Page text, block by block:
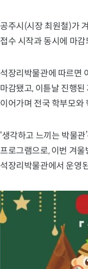
공주시(시장 최원철)가
접수 시작과 동시에 마
석장리박물관에 따르면
마감됐고, 이튿날 진행
이어가며 전국 학부모와
‘생각하고 느끼는 박물
프로그램으로, 이번 겨
석장리박물관에서 운영